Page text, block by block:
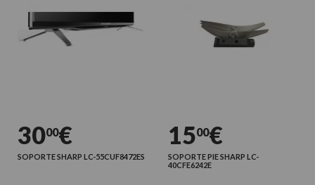
3000€
SOPORTE SHARP LC-55CUF8472ES
1500€
SOPORTE PIE SHARP LC-
40CFE6242E